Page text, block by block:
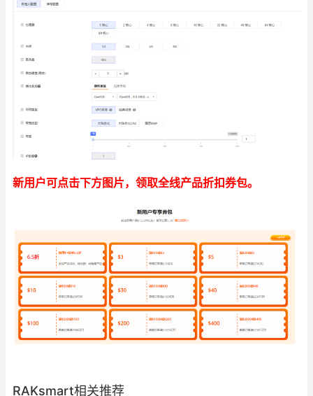
新用户可点击下方图片，领取全线产品折扣券包。
RAKsmart相关推荐